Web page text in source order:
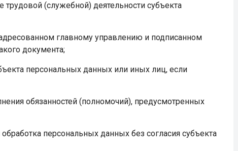
(служебной) деятельности субъекта
главному управлению и подписанном
документа;
персональных данных или иных лиц, если
обязанностей (полномочий), предусмотренных
персональных данных без согласия субъекта